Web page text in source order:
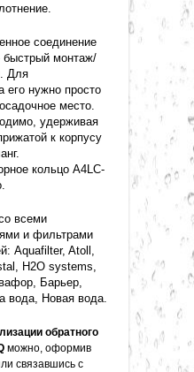
соединение
быстрый монтаж/
Для
его нужно просто
место.
удерживая
к корпусу
кольцо A4LC-
всеми
и фильтрами
Aquafilter, Atoll,
H2O systems,
Барьер,
вода, Новая вода.
обратного
можно, оформив
связавшись с